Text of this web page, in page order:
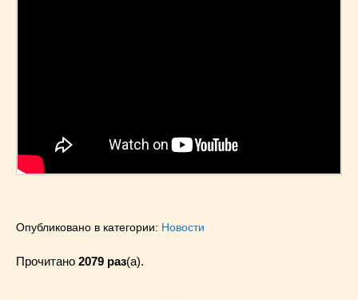
Опубликовано в категории: Новости
Прочитано 2079 раз(a).